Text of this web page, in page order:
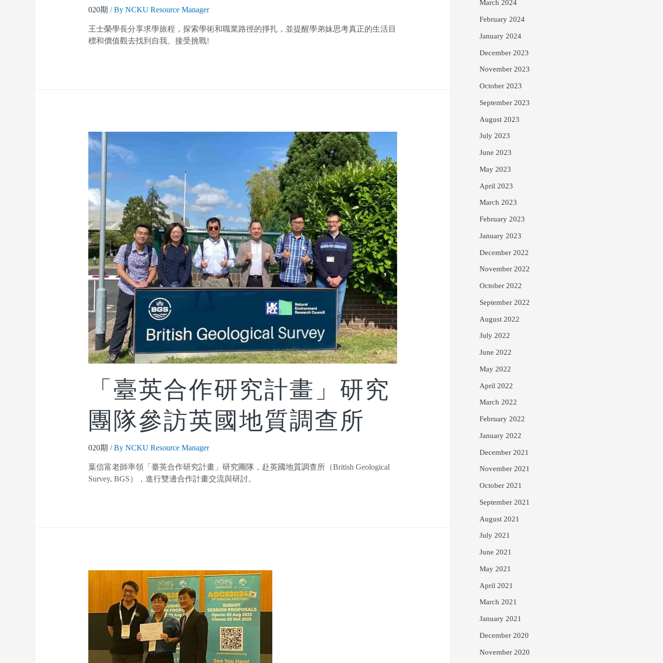
020期 / By NCKU Resource Manager
王士榮學長分享求學旅程，探索學術和職業路徑的掙扎，並提醒學弟妹思考真正的生活目
標和價值觀去找到自我、接受挑戰!
「臺英合作研究計畫」研究
團隊參訪英國地質調查所
020期 / By NCKU Resource Manager
葉信富老師率領「臺英合作研究計畫」研究團隊，赴英國地質調查所（British Geological
Survey, BGS），進行雙邊合作計畫交流與研討。
March 2024
February 2024
January 2024
December 2023
November 2023
October 2023
September 2023
August 2023
July 2023
June 2023
May 2023
April 2023
March 2023
February 2023
January 2023
December 2022
November 2022
October 2022
September 2022
August 2022
July 2022
June 2022
May 2022
April 2022
March 2022
February 2022
January 2022
December 2021
November 2021
October 2021
September 2021
August 2021
July 2021
June 2021
May 2021
April 2021
March 2021
January 2021
December 2020
November 2020